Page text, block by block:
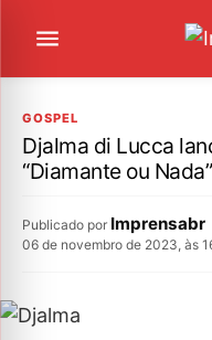
GOSPEL
Djalma di Lucca
“Diamante ou Nada”
Publicado por Imprensabr
06 de novembro de 2023, às